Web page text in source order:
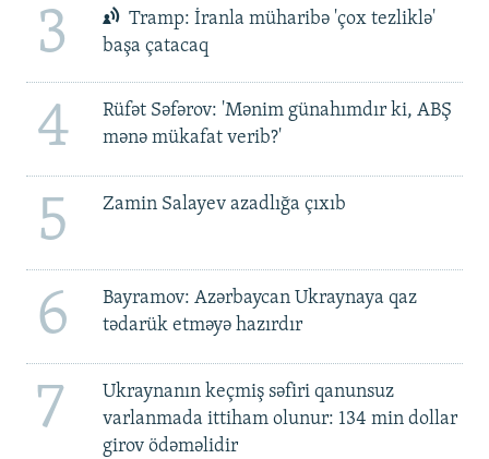
3
Tramp: İranla müharibə 'çox tezliklə'
başa çatacaq
4
Rüfət Səfərov: 'Mənim günahımdır ki, ABŞ
mənə mükafat verib?'
5 Zamin Salayev azadlığa çıxıb
6
Bayramov: Azərbaycan Ukraynaya qaz
tədarük etməyə hazırdır
7
Ukraynanın keçmiş səfiri qanunsuz
varlanmada ittiham olunur: 134 min dollar
girov ödəməlidir